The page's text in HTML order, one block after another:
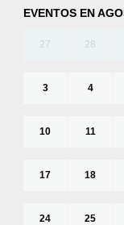
EVENTOS EN
27 28
3 4
10 11
17 18
24 25